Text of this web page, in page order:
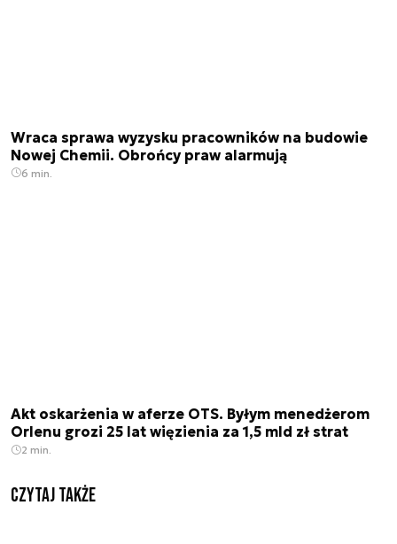
Wraca sprawa wyzysku pracowników na budowie
Nowej Chemii. Obrońcy praw alarmują
6 min.
Akt oskarżenia w aferze OTS. Byłym menedżerom
Orlenu grozi 25 lat więzienia za 1,5 mld zł strat
2 min.
Czytaj także